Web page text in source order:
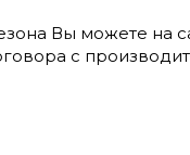
Вы можете на
с